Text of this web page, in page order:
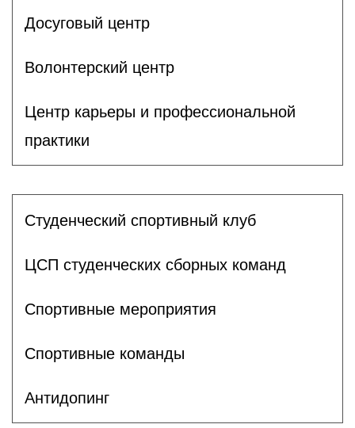
Досуговый центр
Волонтерский центр
Центр карьеры и профессиональной
практики
Студенческий спортивный клуб
ЦСП студенческих сборных команд
Спортивные мероприятия
Спортивные команды
Антидопинг